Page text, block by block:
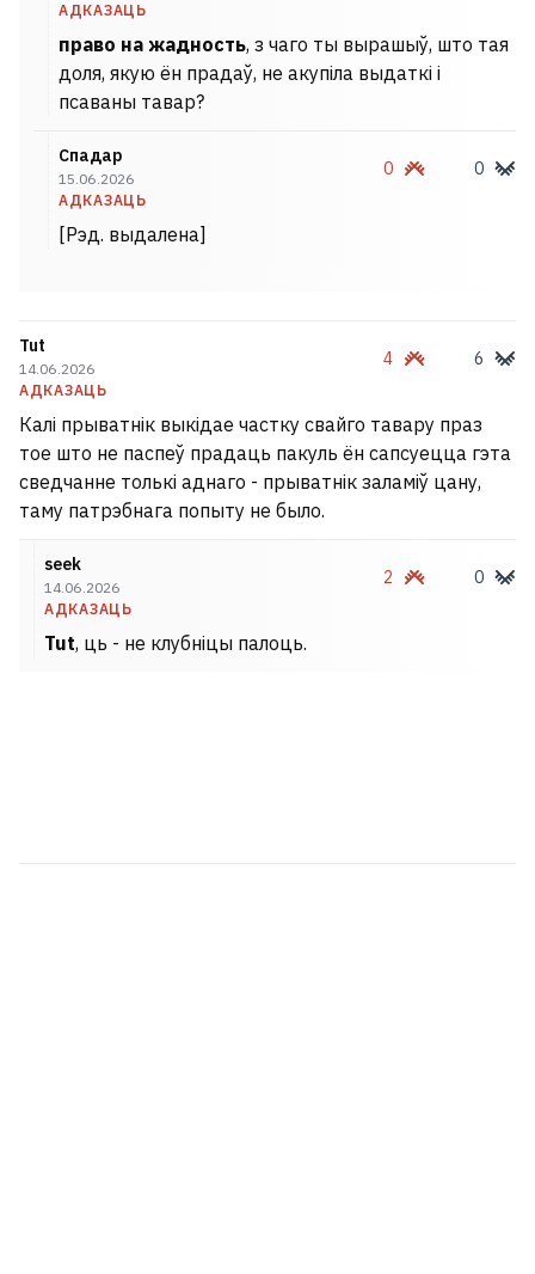
АДКАЗАЦЬ
право на жадность, з чаго ты вырашыў, што тая
доля, якую ён прадаў, не акупіла выдаткі і
псаваны тавар?
Спадар
15.06.2026
АДКАЗАЦЬ
0 0
[Рэд. выдалена]
Tut
14.06.2026
АДКАЗАЦЬ
4 6
Калі прыватнік выкідае частку свайго тавару праз
тое што не паспеў прадаць пакуль ён сапсуецца гэта
сведчанне толькі аднаго - прыватнік заламіў цану,
таму патрэбнага попыту не было.
seek
14.06.2026
АДКАЗАЦЬ
2 0
Tut, ць - не клубніцы палоць.